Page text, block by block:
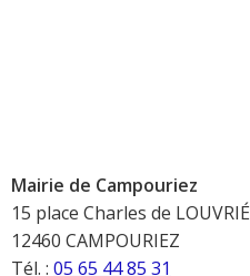
Mairie de Campouriez
15 place Charles de LOUVRIÉ
12460 CAMPOURIEZ
Tél. : 05 65 44 85 31